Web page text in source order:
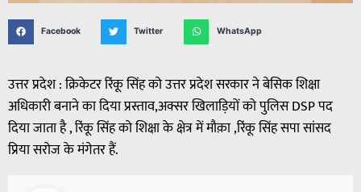
Facebook Twitter WhatsApp
उत्तर प्रदेश : क्रिकेटर रिंकू सिंह को उत्तर प्रदेश सरकार ने बेसिक शिक्षा
अधिकारी बनाने का दिया प्रस्ताव,अक्सर खिलाड़ियों को पुलिस DSP पद
दिया जाता है , रिंकू सिंह को शिक्षा के क्षेत्र में मौक़ा ,रिंकू सिंह सपा सांसद
प्रिया सरोज के मंगेतर हैं.